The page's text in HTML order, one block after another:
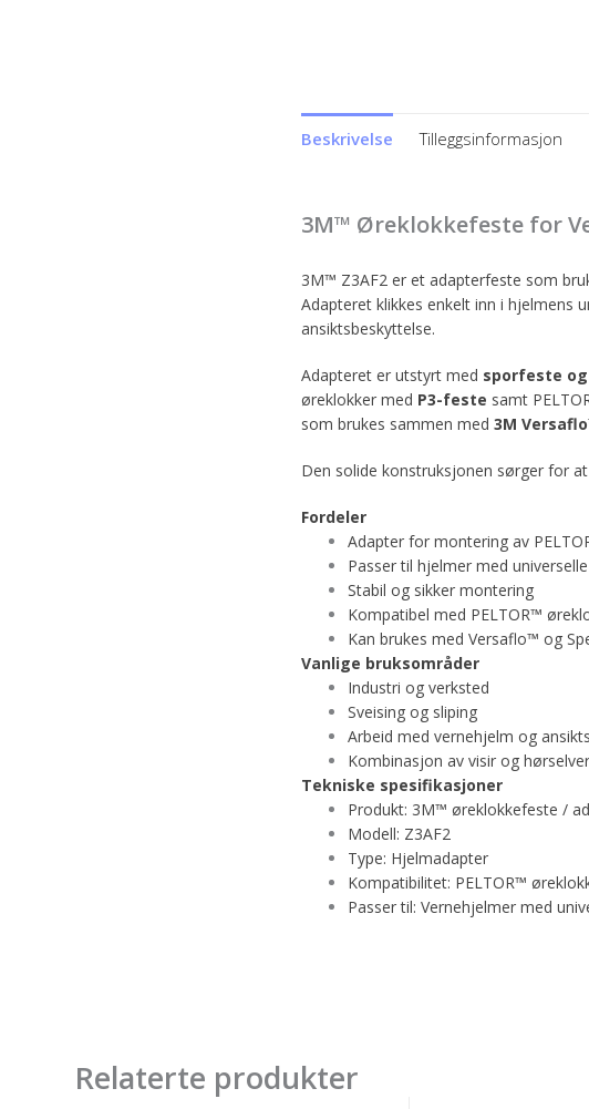
Beskrivelse Tilleggsinformasjon
3M™ Øreklokkefeste for
3M™ Z3AF2 er et adapterfeste som
Adapteret klikkes enkelt inn i hjelmens
ansiktsbeskyttelse.
Adapteret er utstyrt med sporfeste
øreklokker med P3-feste samt
som brukes sammen med 3M
Den solide konstruksjonen sørger for
Fordeler
Adapter for montering av
Passer til hjelmer med
Stabil og sikker montering
Kompatibel med PELTOR™
Kan brukes med Versaflo™ og
Vanlige bruksområder
Industri og verksted
Sveising og sliping
Arbeid med vernehjelm og
Kombinasjon av visir og
Tekniske spesifikasjoner
Produkt: 3M™ øreklokkefeste /
Modell: Z3AF2
Type: Hjelmadapter
Kompatibilitet: PELTOR™
Passer til: Vernehjelmer med
Relaterte produkter